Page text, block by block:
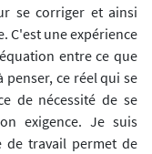
se corriger et ainsi
C'est une expérience
entre ce que
ce réel qui se
de nécessité de se
exigence. Je suis
de travail permet de